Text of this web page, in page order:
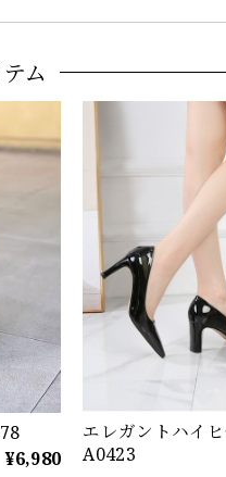
ム
¥6,980
エレガントハイ
A0423